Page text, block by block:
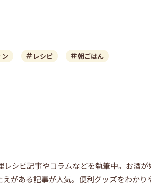
レシピ 朝ごはん
シピ記事やコラムなどを執筆中。 お酒
えがある記事が人気。便利グッズをわかり